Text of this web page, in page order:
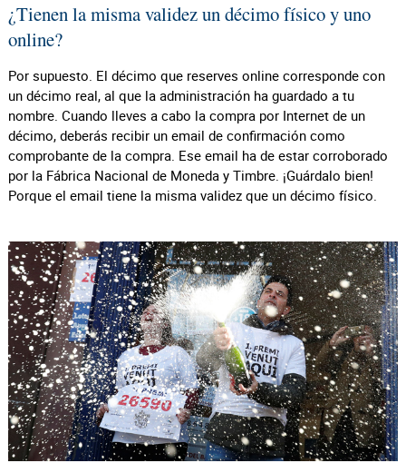
¿Tienen la misma validez un décimo físico y uno
online?
Por supuesto. El décimo que reserves online corresponde con
un décimo real, al que la administración ha guardado a tu
nombre. Cuando lleves a cabo la compra por Internet de un
décimo, deberás recibir un email de confirmación como
comprobante de la compra. Ese email ha de estar corroborado
por la Fábrica Nacional de Moneda y Timbre. ¡Guárdalo bien!
Porque el email tiene la misma validez que un décimo físico.